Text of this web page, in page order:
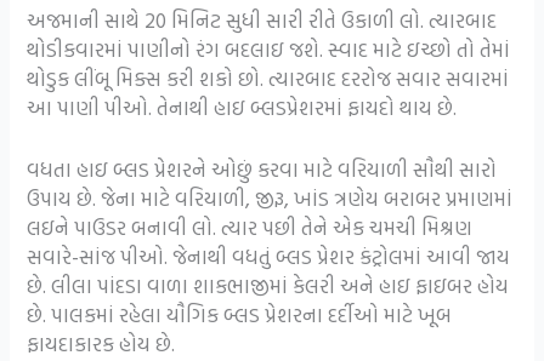
અજમાની સાથે 20 મિનિટ સુધી સારી રીતે ઉકાળી લો. ત્યારબાદ
થોડીકવારમાં પાણીનો રંગ બદલાઇ જશે. સ્વાદ માટે ઇચ્છો તો તેમાં
થોડુક લીંબૂ મિક્સ કરી શકો છો. ત્યારબાદ દરરોજ સવાર સવારમાં
આ પાણી પીઓ. તેનાથી હાઇ બ્લડપ્રેશરમાં ફાયદો થાય છે.
વધતા હાઇ બ્લડ પ્રેશરને ઓછું કરવા માટે વરિયાળી સૌથી સારો
ઉપાય છે. જેના માટે વરિયાળી, જીરૂ, ખાંડ ત્રણેય બરાબર પ્રમાણમાં
લઇને પાઉડર બનાવી લો. ત્યાર પછી તેને એક ચમચી મિશ્રણ
સવારે-સાંજ પીઓ. જેનાથી વધતું બ્લડ પ્રેશર કંટ્રોલમાં આવી જાય
છે. લીલા પાંદડા વાળા શાકભાજીમાં કેલરી અને હાઇ ફાઇબર હોય
છે. પાલકમાં રહેલા યૌગિક બ્લડ પ્રેશરના દર્દીઓ માટે ખૂબ
ફાયદાકારક હોય છે.